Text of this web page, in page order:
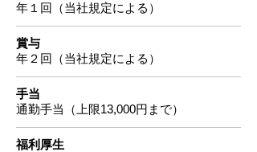
年１回（当社規定による）
賞与
年２ 回（当社規定による）
手当
通勤手当（上限13,000円まで）
福利厚生